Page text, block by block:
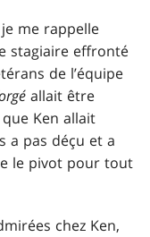
me rappelle
stagiaire effronté
de l’équipe
allait être
Ken allait
a pas déçu et a
le pivot pour tout
chez Ken,